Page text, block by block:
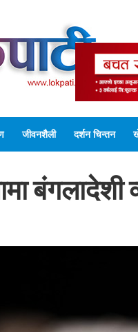
जीवनशैली दर्शन चिन्तन
बंगलादेशी